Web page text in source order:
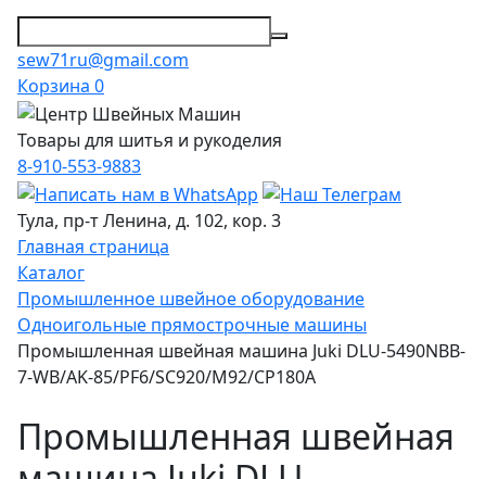
sew71ru@gmail.com
Корзина 0
Товары для шитья и рукоделия
8-910-553-9883
Тула, пр-т Ленина, д. 102, кор. 3
Главная страница
Каталог
Промышленное швейное оборудование
Одноигольные прямострочные машины
Промышленная швейная машина Juki DLU-5490NBB-
7-WB/AK-85/PF6/SC920/M92/CP180A
Промышленная швейная